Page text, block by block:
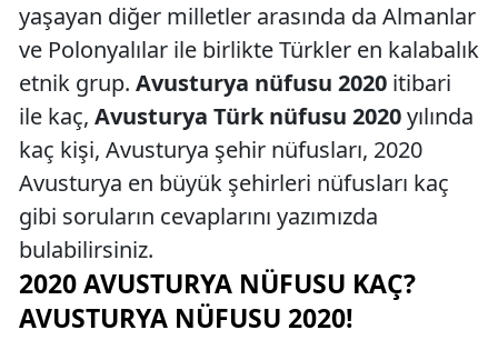
yaşayan diğer milletler arasında da Almanlar
ve Polonyalılar ile birlikte Türkler en kalabalık
etnik grup. Avusturya nüfusu 2020 itibari
ile kaç, Avusturya Türk nüfusu 2020yılında
kaç kişi, Avusturya şehir nüfusları, 2020
Avusturya en büyük şehirleri nüfusları kaç
gibi soruların cevaplarını yazımızda
bulabilirsiniz.
2020 AVUSTURYA NÜFUSU KAÇ?
AVUSTURYA NÜFUSU 2020!